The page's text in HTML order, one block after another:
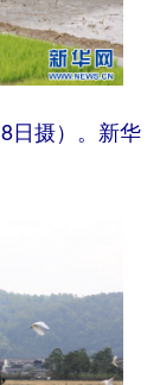
日摄）。新华